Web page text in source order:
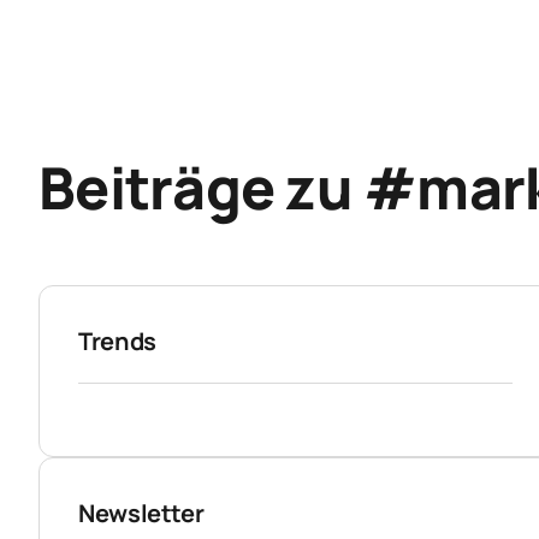
Beiträge zu
Trends
Newsletter